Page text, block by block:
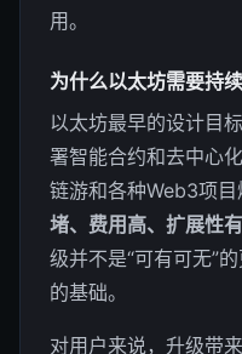
用。
为什么以太坊需要持
以太坊最早的设计目
署智能合约和去中心
链游和各种Web3项
堵、费用高、扩展性
级并不是“可有可无”
的基础。
对用户来说，升级带